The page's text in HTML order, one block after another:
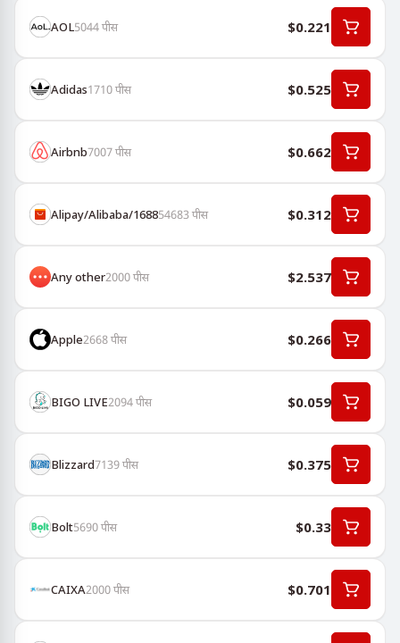
AOL5044पीस $0.221
Adidas1710पीस $0.525
Airbnb7007पीस $0.662
Alipay/Alibaba/168854683पीस $0.312
Any other2000पीस $2.537
Apple2668पीस $0.266
BIGO LIVE2094पीस $0.059
Blizzard7139पीस $0.375
Bolt5690पीस $0.33
CAIXA2000पीस $0.701